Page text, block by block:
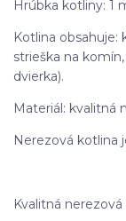
Hrúbka kotliny: 1
Kotlina obsahuje:
strieška na
dvierka).
Materiál: kvalitná
Nerezová kotlina
Kvalitná nerezová